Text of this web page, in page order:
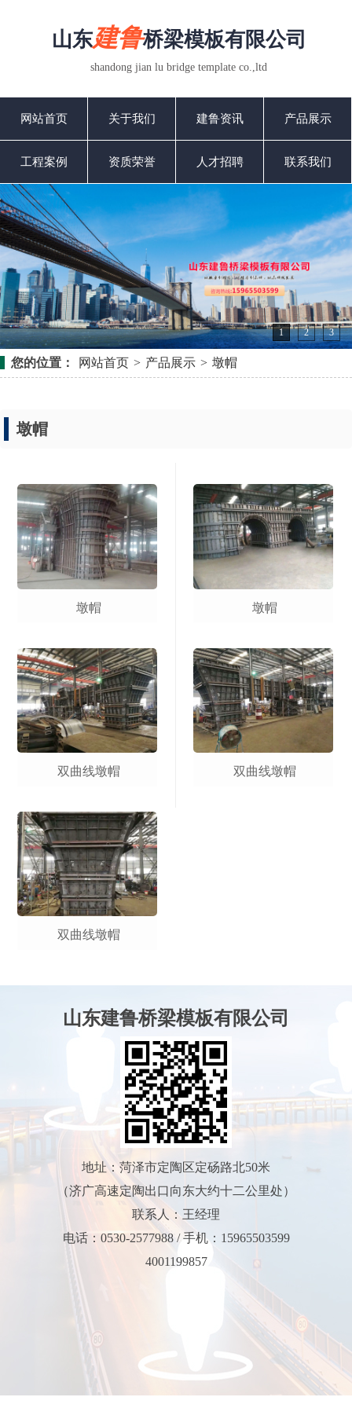
山东建鲁桥梁模板有限公司
shandong jian lu bridge template co.,ltd
网站首页 关于我们 建鲁资讯 产品展示
工程案例 资质荣誉 人才招聘 联系我们
1 2 3
您的位置： 网站首页 > 产品展示 > 墩帽
墩帽
墩帽
双曲线墩帽
双曲线墩帽
墩帽
双曲线墩帽
山东建鲁桥梁模板有限公司
地址：菏泽市定陶区定砀路北50米
（济广高速定陶出口向东大约十二公里处）
联系人：王经理
电话：0530-2577988 / 手机：15965503599
4001199857